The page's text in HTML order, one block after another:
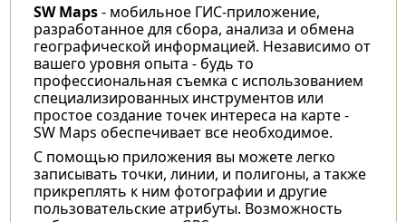
SW Maps- мобильное ГИС-приложение,
разработанное для сбора, анализа и обмена
географической информацией. Независимо от
вашего уровня опыта - будь то
профессиональная съемка с использованием
специализированных инструментов или
простое создание точек интереса на карте -
SW Maps обеспечивает все необходимое.
С помощью приложения вы можете легко
записывать точки, линии, и полигоны, а также
прикреплять к ним фотографии и другие
пользовательские атрибуты. Возможность